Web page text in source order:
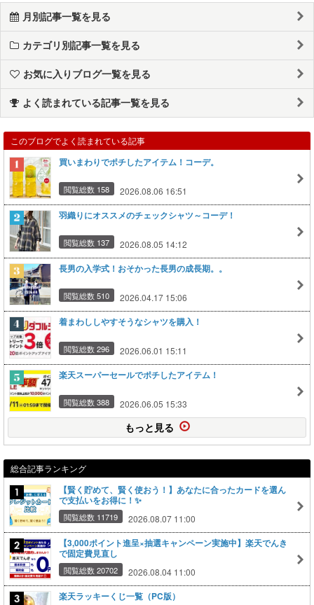
月別記事一覧を見る
カテゴリ別記事一覧を見る
お気に入りブログ一覧を見る
よく読まれている記事一覧を見る
このブログでよく読まれている記事
買いまわりでポチしたアイテム！コーデ。
閲覧総数 158 2026.08.06 16:51
羽織りにオススメのチェックシャツ～コーデ！
閲覧総数 137 2026.08.05 14:12
長男の入学式！おそかった長男の成長期。。
閲覧総数 510 2026.04.17 15:06
着まわししやすそうなシャツを購入！
閲覧総数 296 2026.06.01 15:11
楽天スーパーセールでポチしたアイテム！
閲覧総数 388 2026.06.05 15:33
もっと見る
総合記事ランキング
【賢く貯めて、賢く使おう！】あなたに合ったカードを選ん
で支払いをお得に！✨
閲覧総数 11719 2026.08.07 11:00
【3,000ポイント進呈×抽選キャンペーン実施中】楽天でんき
で固定費見直し
閲覧総数 20702 2026.08.04 11:00
楽天ラッキーくじ一覧（PC版）